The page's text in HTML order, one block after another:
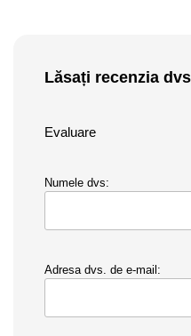
Lăsați recenzia dvs
Evaluare
Numele dvs:
Adresa dvs. de e-mail: